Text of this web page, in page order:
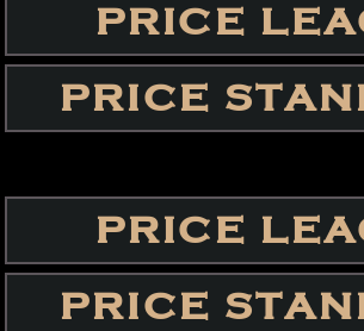
PRICE
PRICE
PRICE
PRICE